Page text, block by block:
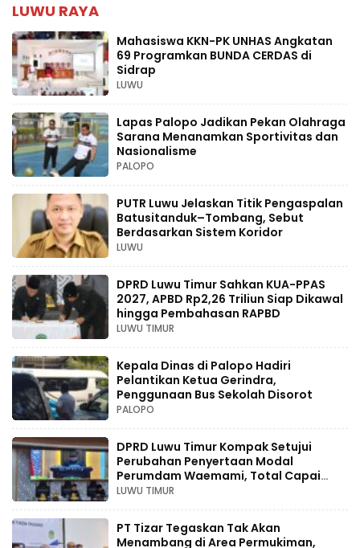
LUWU RAYA
Mahasiswa KKN-PK UNHAS Angkatan
69 Programkan BUNDA CERDAS di
Sidrap
LUWU
Lapas Palopo Jadikan Pekan Olahraga
Sarana Menanamkan Sportivitas dan
Nasionalisme
PALOPO
PUTR Luwu Jelaskan Titik Pengaspalan
Batusitanduk–Tombang, Sebut
Berdasarkan Sistem Koridor
LUWU
DPRD Luwu Timur Sahkan KUA-PPAS
2027, APBD Rp2,26 Triliun Siap Dikawal
hingga Pembahasan RAPBD
LUWU TIMUR
Kepala Dinas di Palopo Hadiri
Pelantikan Ketua Gerindra,
Penggunaan Bus Sekolah Disorot
PALOPO
DPRD Luwu Timur Kompak Setujui
Perubahan Penyertaan Modal
Perumdam Waemami, Total Capai
Rp131,68 Miliar Hingga 2030
LUWU TIMUR
PT Tizar Tegaskan Tak Akan
Menambang di Area Permukiman,